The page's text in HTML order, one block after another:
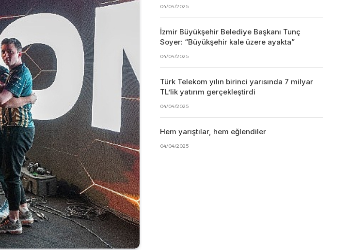
04/04/2025
İzmir Büyükşehir Belediye Başkanı Tunç
Soyer: “Büyükşehir kale üzere ayakta”
04/04/2025
Türk Telekom yılın birinci yarısında 7 milyar
TL’lik yatırım gerçekleştirdi
04/04/2025
Hem yarıştılar, hem eğlendiler
04/04/2025